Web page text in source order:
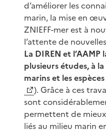
d’améliorer les
marin, la mise en
ZNIEFF-mer est à
l’attente de
La DIREN et l’AAMP
plusieurs études, à
marins et les espèces
). Grâce à ces
sont
permettent de
liés au milieu marin